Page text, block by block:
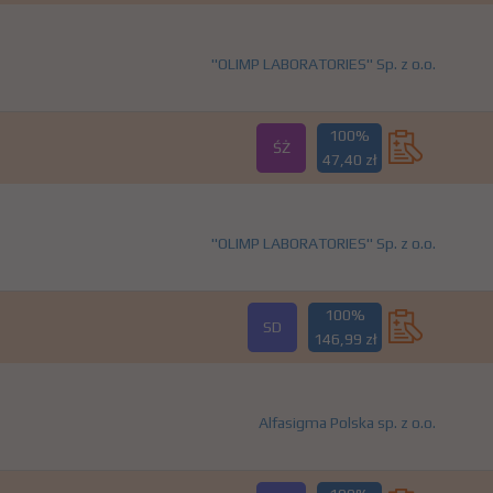
"OLIMP LABORATORIES" Sp. z o.o.
ŚŻ
100%
47,40 zł
"OLIMP LABORATORIES" Sp. z o.o.
SD
100%
146,99 zł
Alfasigma Polska sp. z o.o.